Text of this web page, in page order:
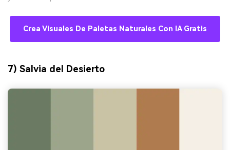
Crea Visuales De Paletas Naturales Con IA Gratis
7) Salvia del Desierto